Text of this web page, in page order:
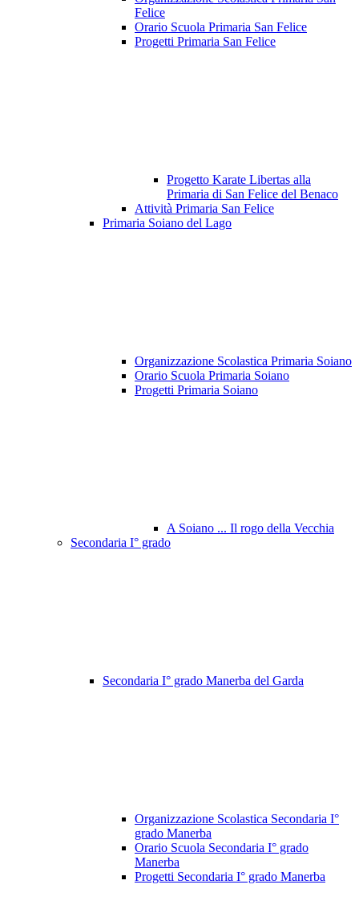
Felice
Orario Scuola Primaria San Felice
Progetti Primaria San Felice
Progetto Karate Libertas alla
Primaria di San Felice del Benaco
Attività Primaria San Felice
Primaria Soiano del Lago
Organizzazione Scolastica Primaria Soiano
Orario Scuola Primaria Soiano
Progetti Primaria Soiano
A Soiano ... Il rogo della Vecchia
Secondaria I° grado
Secondaria I° grado Manerba del Garda
Organizzazione Scolastica Secondaria I°
grado Manerba
Orario Scuola Secondaria I° grado
Manerba
Progetti Secondaria I° grado Manerba